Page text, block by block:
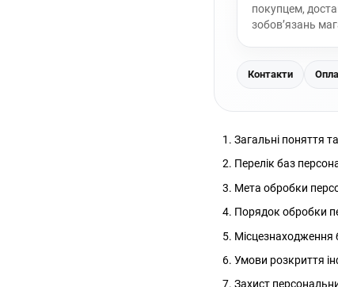
покупцем,
зобов’язань
Контакти
Загальні поняття
Перелік баз
Мета обробки
Порядок обробки
Місцезнаходження
Умови розкриття
Захист